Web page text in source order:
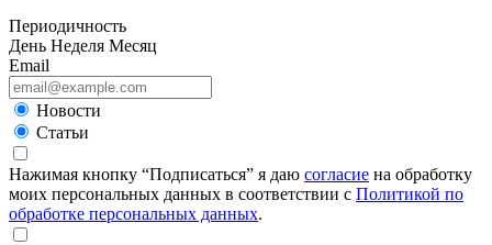
Периодичность
День Неделя Месяц
Email
Новости
Статьи
Нажимая кнопку “Подписаться” я даю согласие на обработку
моих персональных данных в соответствии с Политикой по
обработке персональных данных.